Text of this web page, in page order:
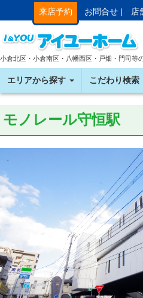
来店予約 お問合せ | 店
小倉北区・小倉南区・八幡西区・戸畑・門司等
エリアから探す こだわり検索
モノレール守恒駅